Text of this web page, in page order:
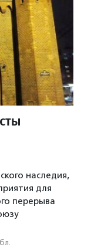
наследия,
для
перерыва